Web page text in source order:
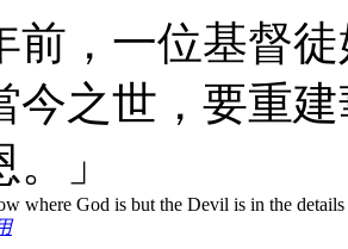
前，一位基督
今之世，要重
」
where God is but the Devil is in the details